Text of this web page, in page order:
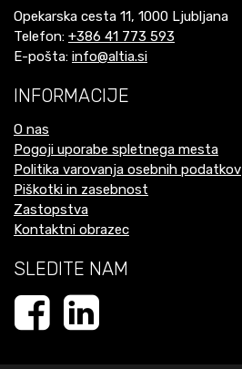
Opekarska cesta 11, 1000 Ljubljana
Telefon: +386 41 773 593
E-pošta: info@altia.si
INFORMACIJE
O nas
Pogoji uporabe spletnega mesta
Politika varovanja osebnih podatkov
Piškotki in zasebnost
Zastopstva
Kontaktni obrazec
SLEDITE NAM